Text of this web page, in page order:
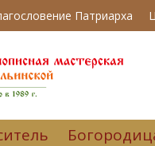
Патриарха